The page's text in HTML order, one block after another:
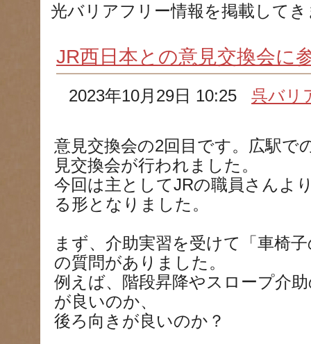
光バリアフリー情報を掲載して
JR西日本との意見交換会に
2023年10月29日 10:25呉バリ
意見交換会の2回目です。広駅で
見交換会が行われました。
今回は主としてJRの職員さんよ
る形となりました。
まず、介助実習を受けて「車椅
の質問がありました。
例えば、階段昇降やスロープ介
が良いのか、
後ろ向きが良いのか？